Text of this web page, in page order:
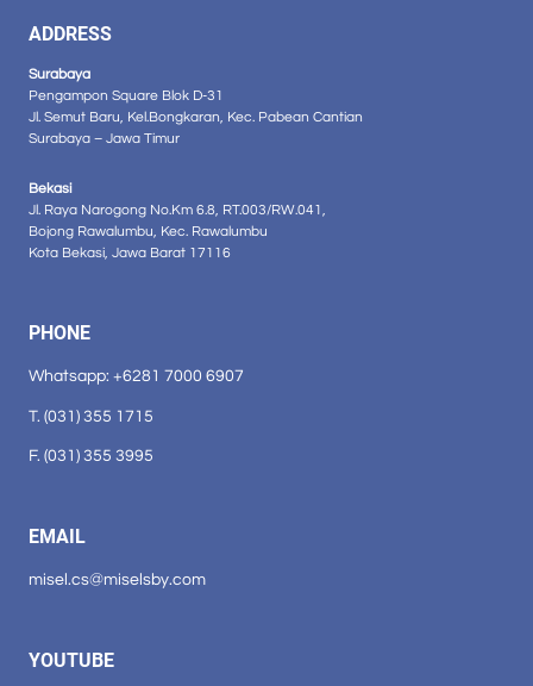
ADDRESS
Surabaya
Pengampon Square Blok D-31
Jl. Semut Baru, Kel.Bongkaran, Kec. Pabean Cantian
Surabaya – Jawa Timur
Bekasi
Jl. Raya Narogong No.Km 6.8, RT.003/RW.041,
Bojong Rawalumbu, Kec. Rawalumbu
Kota Bekasi, Jawa Barat 17116
PHONE
Whatsapp: +6281 7000 6907
T. (031) 355 1715
F. (031) 355 3995
EMAIL
misel.cs@miselsby.com
YOUTUBE